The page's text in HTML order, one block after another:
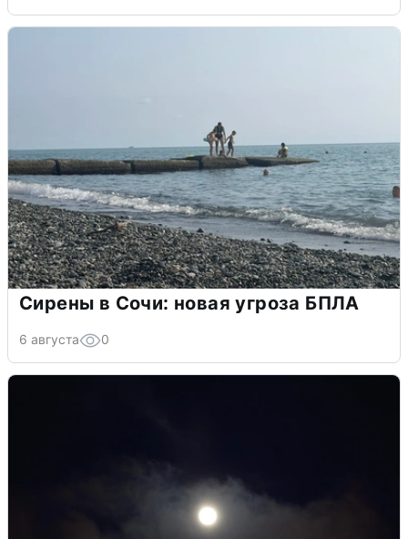
Сирены в Сочи: новая угроза БПЛА
6 августа 0